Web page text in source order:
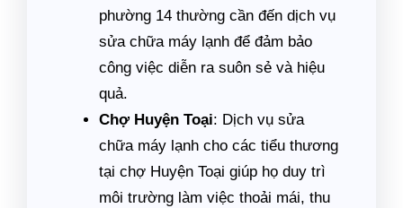
phường 14 thường cần đến dịch vụ
sửa chữa máy lạnh để đảm bảo
công việc diễn ra suôn sẻ và hiệu
quả.
Chợ Huyện Toại: Dịch vụ sửa
chữa máy lạnh cho các tiểu thương
tại chợ Huyện Toại giúp họ duy trì
môi trường làm việc thoải mái, thu